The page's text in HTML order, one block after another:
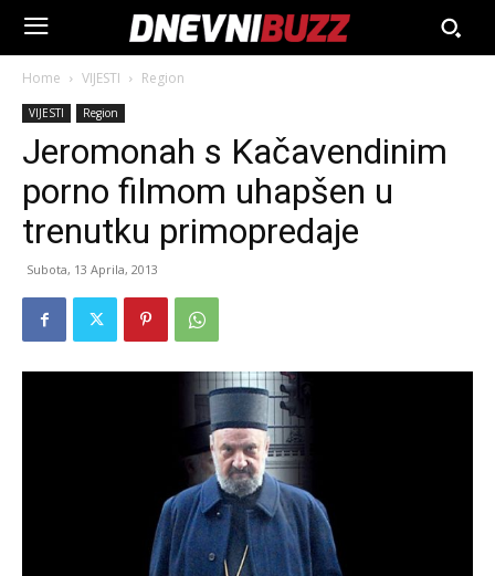
Home VIJESTI Region
VIJESTI Region
Jeromonah s Kačavendinim
porno filmom uhapšen u
trenutku primopredaje
Subota, 13 Aprila, 2013